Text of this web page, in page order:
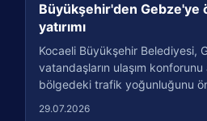
Büyükşehir'den Gebze'ye
yatırımı
Kocaeli Büyükşehir Belediyesi,
vatandaşların ulaşım
bölgedeki trafik yoğunluğunu
29.07.2026